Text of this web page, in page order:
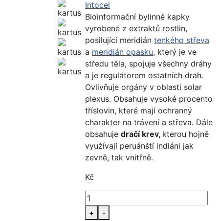
Intocel
Bioinformační bylinné kapky
vyrobené z extraktů rostlin,
posilující meridián tenkého střeva
a meridián opasku, který je ve
středu těla, spojuje všechny dráhy
a je regulátorem ostatních drah.
Ovlivňuje orgány v oblasti solar
plexus. Obsahuje vysoké procento
tříslovin, které mají ochranný
charakter na trávení a střeva. Dále
obsahuje dračí krev, kterou hojně
využívají peruánští indiáni jak
zevně, tak vnitřně.
Kč
+ -